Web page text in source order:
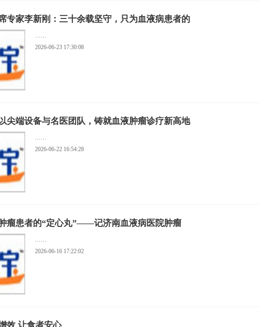
专家李新刚：三十余载坚守，只为血液病患者的
......
2026-06-23 17:30:08
尖端设备与名医团队，铸就血液肿瘤诊疗新高地
......
2026-06-22 16:54:28
瘤患者的“定心丸”——记济南血液病医院肿瘤
......
2026-06-16 17:22:02
效 让食者安心